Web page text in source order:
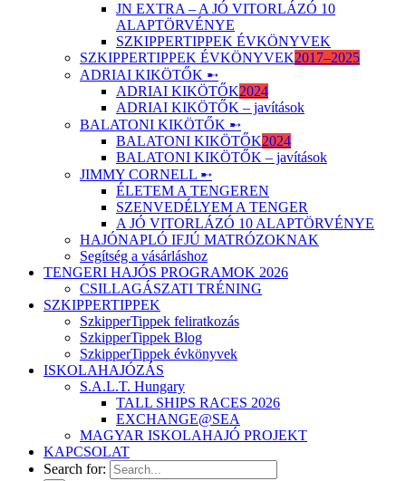
JN EXTRA – A JÓ VITORLÁZÓ 10
ALAPTÖRVÉNYE
SZKIPPERTIPPEK ÉVKÖNYVEK
SZKIPPERTIPPEK ÉVKÖNYVEK2017–2025
ADRIAI KIKÖTŐK ➸
ADRIAI KIKÖTŐK2024
ADRIAI KIKÖTŐK – javítások
BALATONI KIKÖTŐK ➸
BALATONI KIKÖTŐK2024
BALATONI KIKÖTŐK – javítások
JIMMY CORNELL ➸
ÉLETEM A TENGEREN
SZENVEDÉLYEM A TENGER
A JÓ VITORLÁZÓ 10 ALAPTÖRVÉNYE
HAJÓNAPLÓ IFJÚ MATRÓZOKNAK
Segítség a vásárláshoz
TENGERI HAJÓS PROGRAMOK 2026
CSILLAGÁSZATI TRÉNING
SZKIPPERTIPPEK
SzkipperTippek feliratkozás
SzkipperTippek Blog
SzkipperTippek évkönyvek
ISKOLAHAJÓZÁS
S.A.L.T. Hungary
TALL SHIPS RACES 2026
EXCHANGE@SEA
MAGYAR ISKOLAHAJÓ PROJEKT
KAPCSOLAT
Search for: